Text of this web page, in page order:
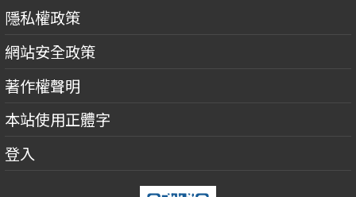
隱私權政策
網站安全政策
著作權聲明
本站使用正體字
登入